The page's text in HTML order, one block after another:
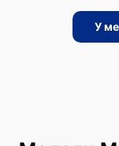
Замена У